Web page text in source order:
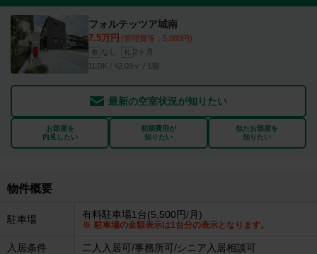
フォルテッツア城南
7.5万円 (管理費等：5,000円)
敷 なし 礼
2ヶ月
1LDK / 42.03㎡ / 1階
最新の空室状況が知りたい
お部屋を
内見したい
初期費用が
知りたい
似たお部屋を
知りたい
物件概要
駐車場 有料駐車場1台(5,500円/月)
駐車場の金額表示は1台分の表示となります。
入居条件 二人入居可/事務所可/シニア入居相談可